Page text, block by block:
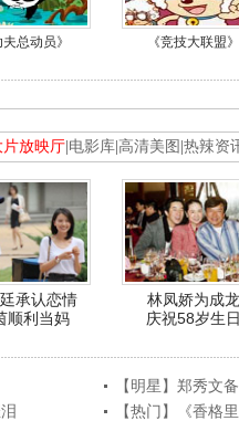
夫总动员》 《竞技大联盟》
片放映厅 电影库 高清美图 热辣资
承认恋情
顺利当妈
林凤娇为成龙
庆祝58岁生
【明星】郑秀文
【热门】《香格